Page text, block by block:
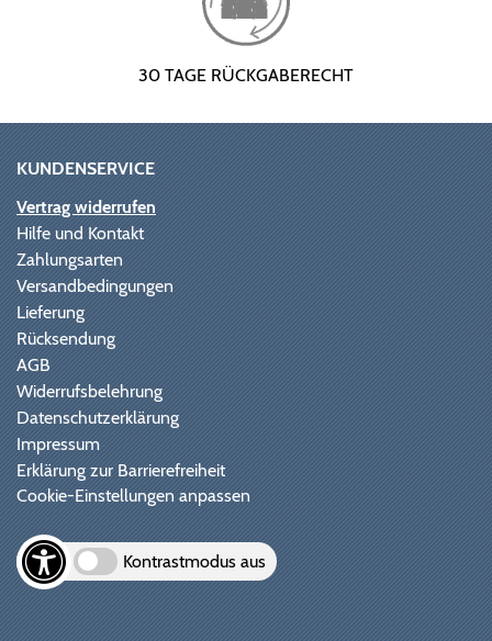
30 TAGE RÜCKGABERECHT
KUNDENSERVICE
Vertrag widerrufen
Hilfe und Kontakt
Zahlungsarten
Versandbedingungen
Lieferung
Rücksendung
AGB
Widerrufsbelehrung
Datenschutzerklärung
Impressum
Erklärung zur Barrierefreiheit
Cookie-Einstellungen anpassen
Kontrastmodus aus